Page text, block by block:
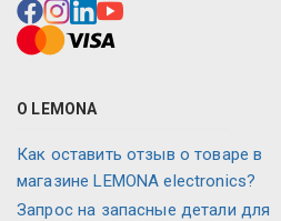
О LEMONA
Как оставить отзыв о товаре в
магазине LEMONA electronics?
Запрос на запасные детали для